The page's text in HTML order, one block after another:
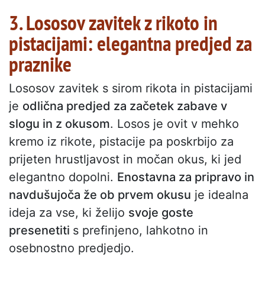
3. Lososov zavitek z rikoto in
pistacijami: elegantna predjed za
praznike
Lososov zavitek s sirom rikota in pistacijami
je odlična predjed za začetek zabave v
slogu in z okusom. Losos je ovit v mehko
kremo iz rikote, pistacije pa poskrbijo za
prijeten hrustljavost in močan okus, ki jed
elegantno dopolni. Enostavna za pripravo in
navdušujoča že ob prvem okusu je idealna
ideja za vse, ki želijo svoje goste
presenetiti s prefinjeno, lahkotno in
osebnostno predjedjo.